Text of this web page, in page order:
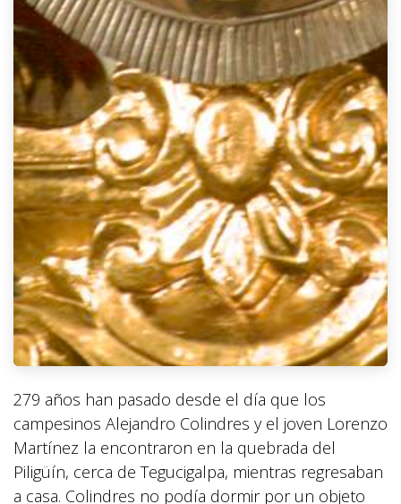
279 años han pasado desde el día que los
campesinos Alejandro Colindres y el joven Lorenzo
Martínez la encontraron en la quebrada del
Piligüín, cerca de Tegucigalpa, mientras regresaban
a casa. Colindres no podía dormir por un objeto